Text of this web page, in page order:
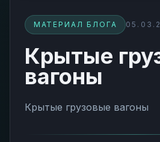
МАТЕРИАЛ БЛОГА
Крытые
вагоны
Крытые грузовые вагоны